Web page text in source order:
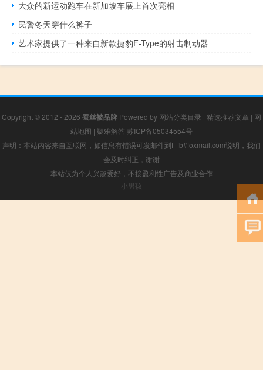
大众的新运动跑车在新加坡车展上首次亮相
民警冬天穿什么裤子
艺术家提供了一种来自新款捷豹F-Type的射击制动器
Copyright © 2012 - 2026 蚕丝被品牌 Powered by 网站分类目录 | 精选推荐文章 | 网
站地图 | 疑难解答 苏ICP备05034554号
声明：本站内容来自互联网，如信息有错误可发邮件到f_fb#foxmail.com说明，我们
会及时纠正，谢谢
本站仅为个人兴趣爱好，不接盈利性广告及商业合作
小男孩